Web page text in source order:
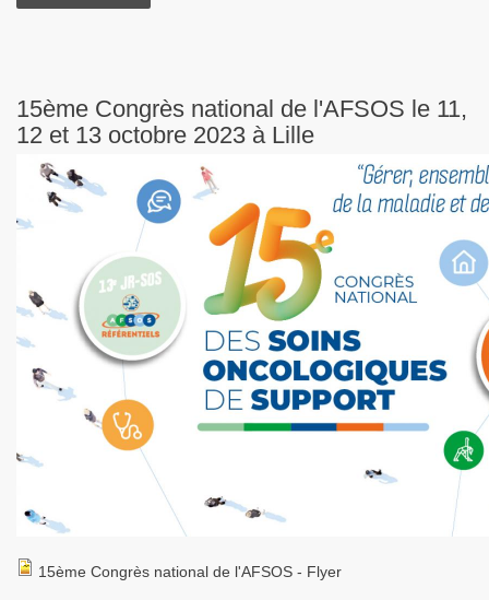
15ème Congrès national de l'AFSOS le 11,
12 et 13 octobre 2023 à Lille
15ème Congrès national de l'AFSOS - Flyer